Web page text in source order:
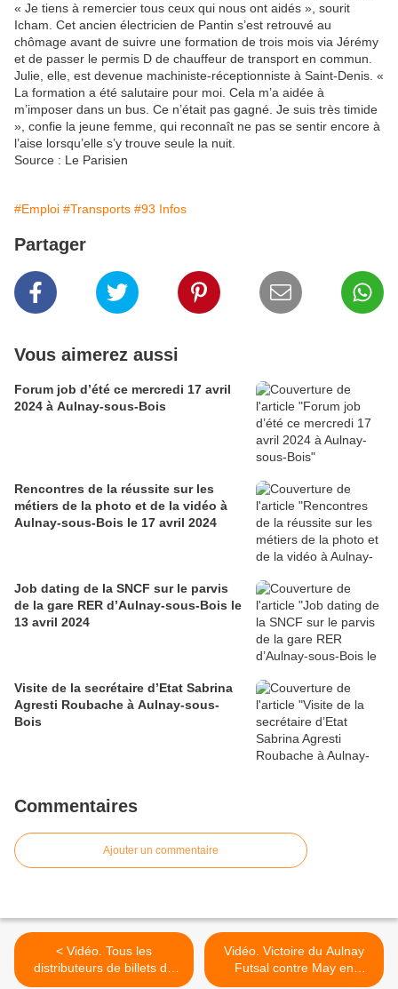
« Je tiens à remercier tous ceux qui nous ont aidés », sourit
Icham. Cet ancien électricien de Pantin s’est retrouvé au
chômage avant de suivre une formation de trois mois via Jérémy
et de passer le permis D de chauffeur de transport en commun.
Julie, elle, est devenue machiniste-réceptionniste à Saint-Denis. «
La formation a été salutaire pour moi. Cela m’a aidée à
m’imposer dans un bus. Ce n’était pas gagné. Je suis très timide
», confie la jeune femme, qui reconnaît ne pas se sentir encore à
l’aise lorsqu’elle s’y trouve seule la nuit.
Source : Le Parisien
#Emploi #Transports #93 Infos
Partager
Vous aimerez aussi
Forum job d’été ce mercredi 17 avril
2024 à Aulnay-sous-Bois
Rencontres de la réussite sur les
métiers de la photo et de la vidéo à
Aulnay-sous-Bois le 17 avril 2024
Job dating de la SNCF sur le parvis
de la gare RER d’Aulnay-sous-Bois le
13 avril 2024
Visite de la secrétaire d’Etat Sabrina
Agresti Roubache à Aulnay-sous-
Bois
Commentaires
Ajouter un commentaire
< Vidéo. Tous les
distributeurs de billets de
banque du Vieux-Pays à
Vidéo. Victoire du Aulnay
Futsal contre May en
Multien FC 13 à 3 en coupe